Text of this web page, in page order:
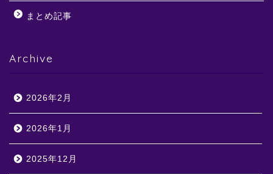
まとめ記事
Archive
2026年2月
2026年1月
2025年12月